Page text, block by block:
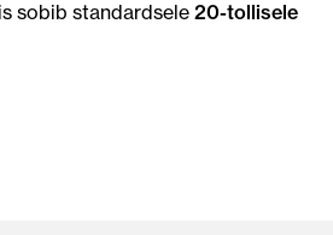
sobib standardsele 20-tollisele